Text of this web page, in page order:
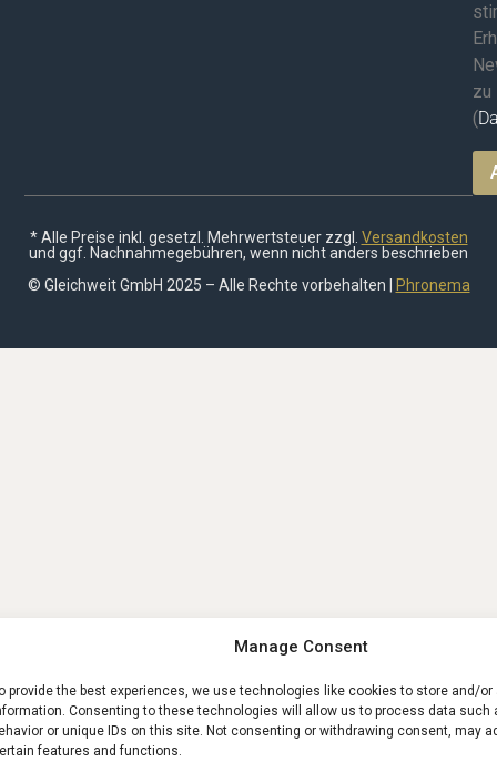
Manage Consent
provide the best experiences, we use technologies like cookies to store and/
Consenting to these technologies will allow us to process data such
or unique IDs on this site. Not consenting or withdrawing consent, may
features and functions.
zu
(
* Alle Preise inkl. gesetzl. Mehrwertsteuer zzgl. Versandkosten
und ggf. Nachnahmegebühren, wenn nicht anders beschrieben
© Gleichweit GmbH 2025 – Alle Rechte vorbehalten |
Phronema